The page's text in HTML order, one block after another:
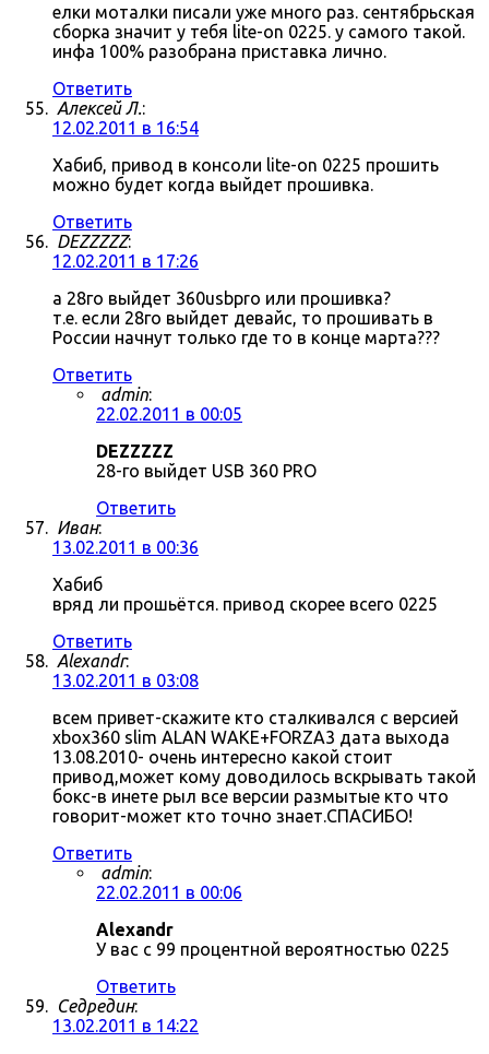
елки моталки писали уже много раз. сентябрьская
сборка значит у тебя lite-on 0225. у самого такой.
инфа 100% разобрана приставка лично.
Ответить
Алексей Л.:
12.02.2011 в 16:54
Хабиб, привод в консоли lite-on 0225 прошить
можно будет когда выйдет прошивка.
Ответить
DEZZZZZ:
12.02.2011 в 17:26
а 28го выйдет 360usbpro или прошивка?
т.е. если 28го выйдет девайс, то прошивать в
России начнут только где то в конце марта???
Ответить
admin:
22.02.2011 в 00:05
DEZZZZZ
28-го выйдет USB 360 PRO
Ответить
Иван:
13.02.2011 в 00:36
Хабиб
вряд ли прошьётся. привод скорее всего 0225
Ответить
Alexandr:
13.02.2011 в 03:08
всем привет-скажите кто сталкивался с версией
xbox360 slim ALAN WAKE+FORZA3 дата выхода
13.08.2010- очень интересно какой стоит
привод,может кому доводилось вскрывать такой
бокс-в инете рыл все версии размытые кто что
говорит-может кто точно знает.СПАСИБО!
Ответить
admin:
22.02.2011 в 00:06
Alexandr
У вас с 99 процентной вероятностью 0225
Ответить
Седредин:
13.02.2011 в 14:22